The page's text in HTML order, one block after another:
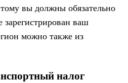
вы должны обязательно
зарегистрирован ваш
можно также из
налог